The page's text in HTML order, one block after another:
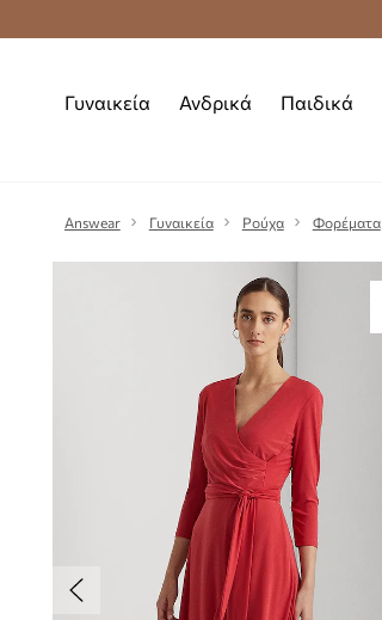
Γυναικεία Ανδρικά Παιδικά
Answear Γυναικεία Ρούχα Φορέματα